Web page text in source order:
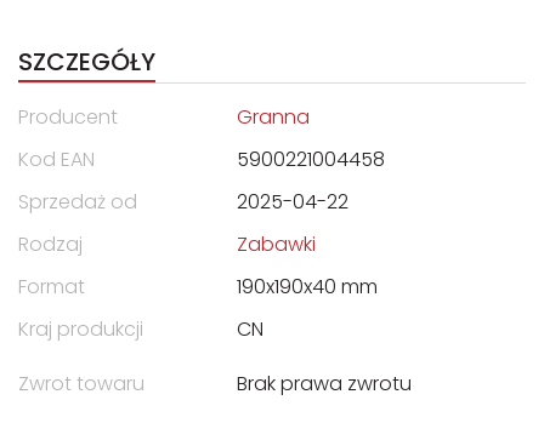
SZCZEGÓŁY
Producent
Granna
Kod EAN
5900221004458
Sprzedaż od
2025-04-22
Rodzaj
Zabawki
Format
190x190x40 mm
Kraj produkcji
CN
Zwrot towaru
Brak prawa zwrotu